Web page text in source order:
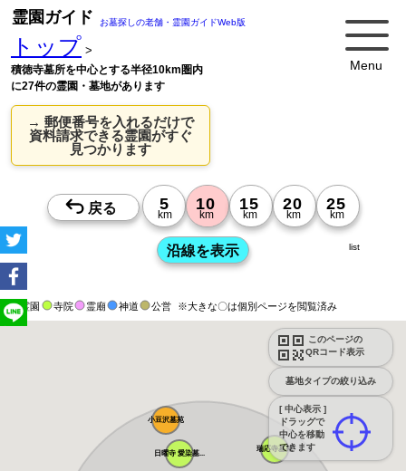
Menu
霊園ガイド お墓探しの老舗・霊園ガイドWeb版
トップ >
積徳寺墓所を中心とする半径10km圏内
に27件の霊園・墓地があります
→ 郵便番号を入れるだけで
資料請求できる霊園がすぐ
見つかります
霊園 寺院 霊廟 神道 公営 ※大きな〇は個別ページを閲覧済み
このページの
QRコード表示
墓地タイプの絞り込み
[ 中心表示 ]
ドラッグで
中心を移動
できます
list
小豆沢墓苑
瑞応寺墓苑
日曜寺 愛染墓...